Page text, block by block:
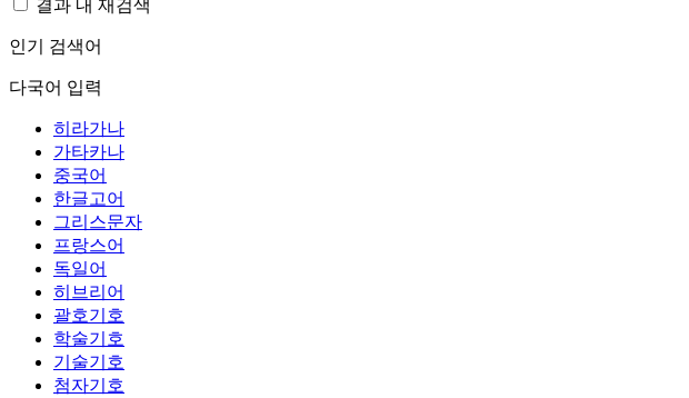
결과 내 재검색
인기 검색어
다국어 입력
히라가나
가타카나
중국어
한글고어
그리스문자
프랑스어
독일어
히브리어
괄호기호
학술기호
기술기호
첨자기호